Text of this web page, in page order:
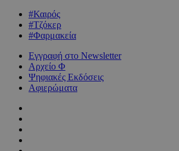
#Καιρός
#Τζόκερ
#Φαρμακεία
Εγγραφή στο Newsletter
Αρχείο Φ
Ψηφιακές Εκδόσεις
Αφιερώματα